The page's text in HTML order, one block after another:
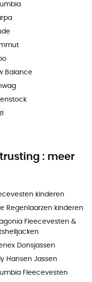
Balance
: meer
kinderen
Regenlaarzen kinderen
Fleecevesten &
Donsjassen
Hansen Jassen
Fleecevesten